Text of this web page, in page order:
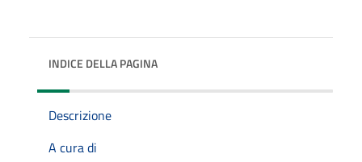
INDICE DELLA PAGINA
Descrizione
A cura di